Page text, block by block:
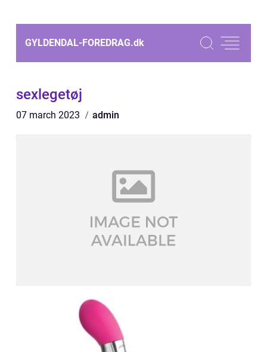
GYLDENDAL-FOREDRAG.dk
sexlegetøj
07 march 2023 admin